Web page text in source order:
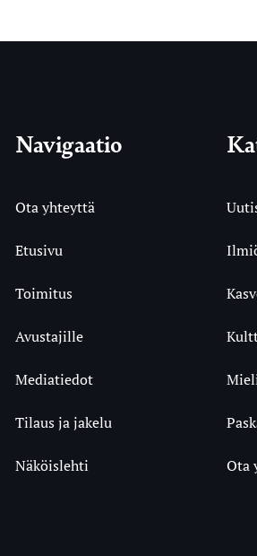
Navigaatio
Ota yhteyttä
Etusivu
Toimitus
Avustajille
Mediatiedot
Tilaus ja jakelu
Näköislehti Ota